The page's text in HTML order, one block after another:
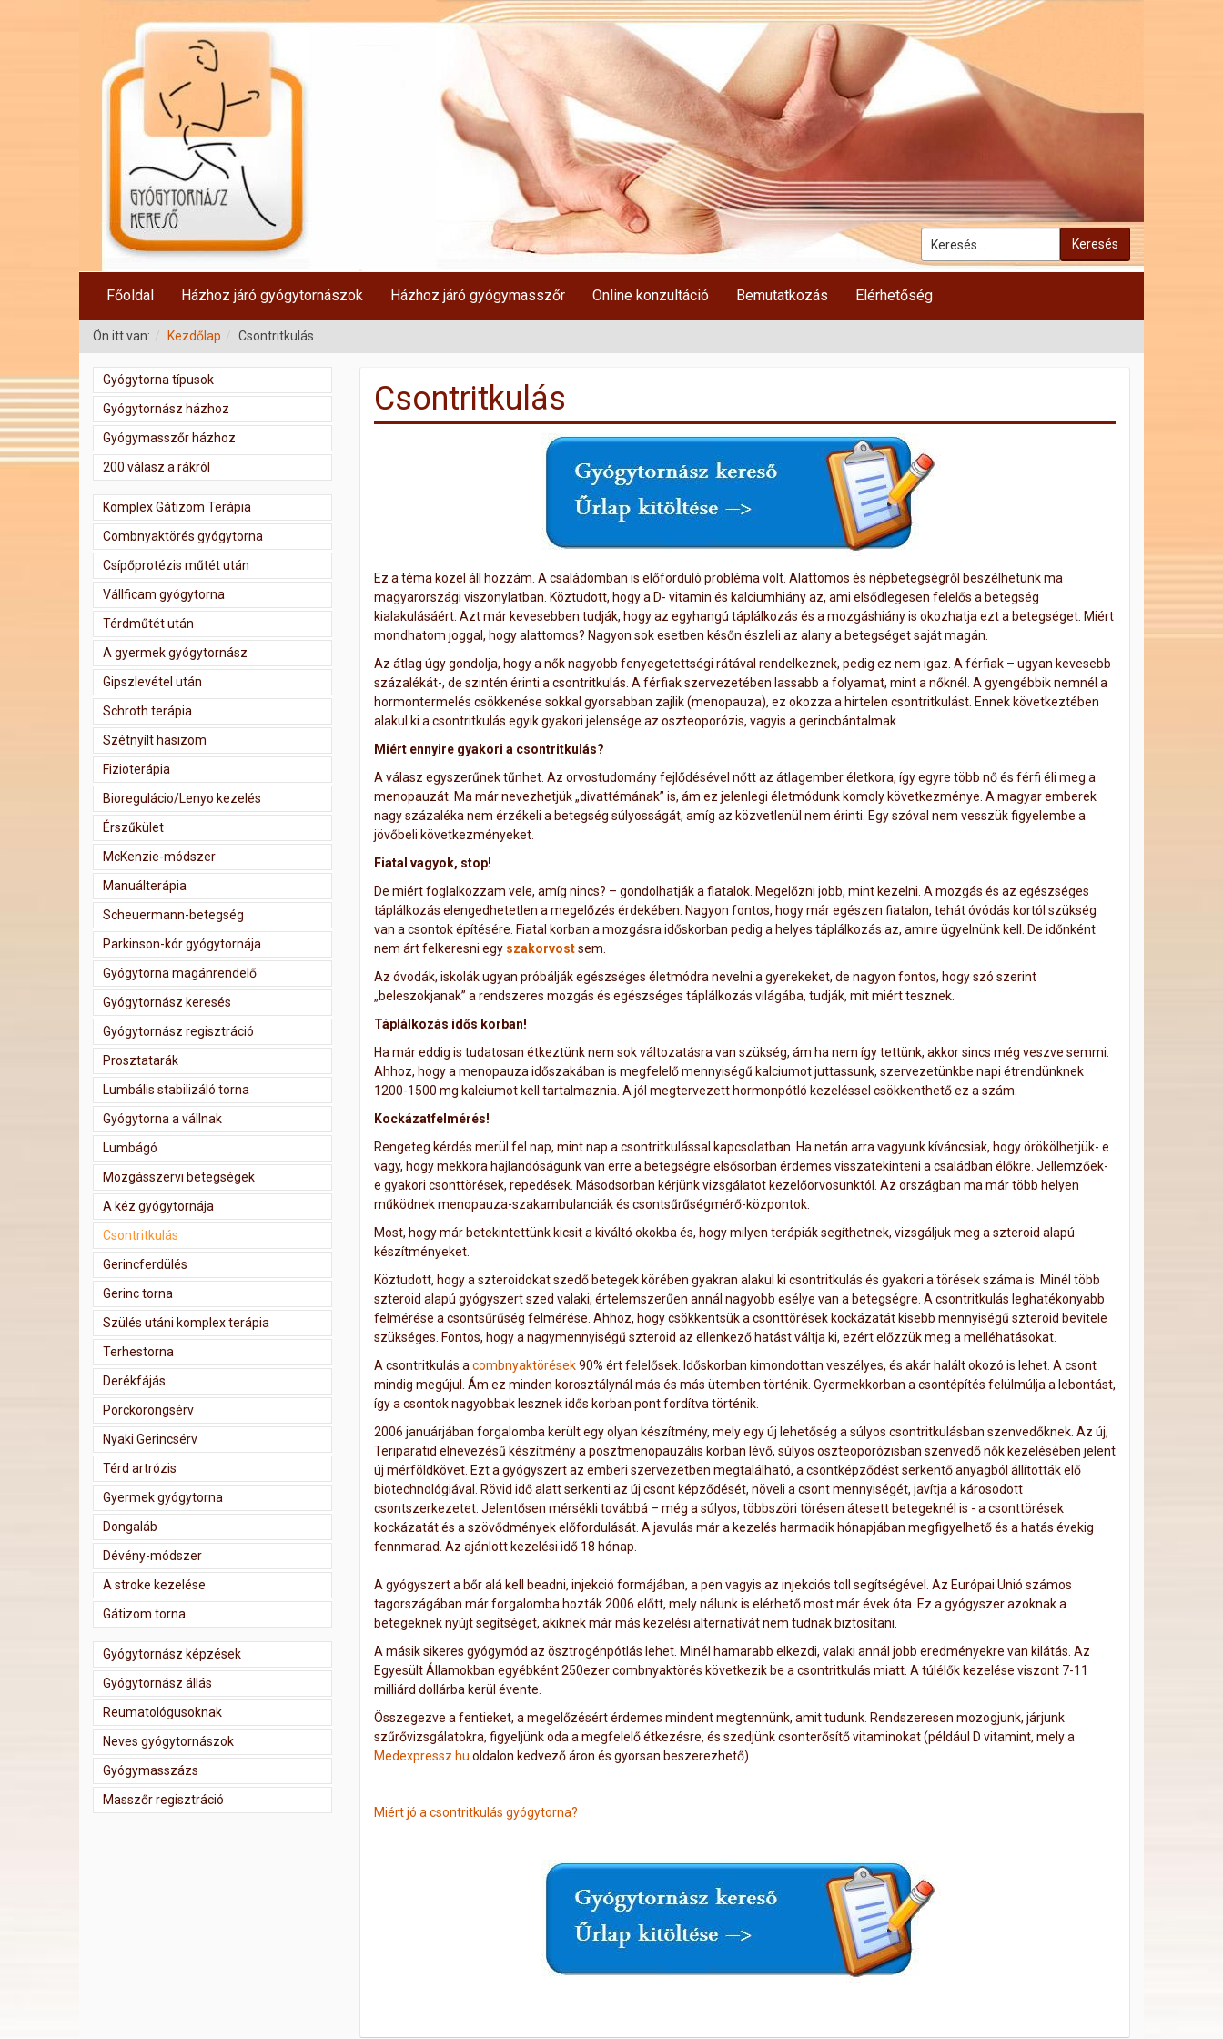
Keresés
Főoldal Házhoz járó gyógytornászok Házhoz járó gyógymasszőr Online konzultáció Bemutatkozás Elérhetőség
Ön itt van: Kezdőlap Csontritkulás
Csontritkulás
Ez a téma közel áll hozzám. A családomban is előforduló probléma volt. Alattomos és népbetegségről beszélhetünk ma
magyarországi viszonylatban. Köztudott, hogy a D- vitamin és kalciumhiány az, ami elsődlegesen felelős a betegség
kialakulásáért. Azt már kevesebben tudják, hogy az egyhangú táplálkozás és a mozgáshiány is okozhatja ezt a betegséget. Miért
mondhatom joggal, hogy alattomos? Nagyon sok esetben későn észleli az alany a betegséget saját magán.
Az átlag úgy gondolja, hogy a nők nagyobb fenyegetettségi rátával rendelkeznek, pedig ez nem igaz. A férfiak – ugyan kevesebb
százalékát-, de szintén érinti a csontritkulás. A férfiak szervezetében lassabb a folyamat, mint a nőknél. A gyengébbik nemnél a
hormontermelés csökkenése sokkal gyorsabban zajlik (menopauza), ez okozza a hirtelen csontritkulást. Ennek következtében
alakul ki a csontritkulás egyik gyakori jelensége az oszteoporózis, vagyis a gerincbántalmak.
Miért ennyire gyakori a csontritkulás?
A válasz egyszerűnek tűnhet. Az orvostudomány fejlődésével nőtt az átlagember életkora, így egyre több nő és férfi éli meg a
menopauzát. Ma már nevezhetjük „divattémának” is, ám ez jelenlegi életmódunk komoly következménye. A magyar emberek
nagy százaléka nem érzékeli a betegség súlyosságát, amíg az közvetlenül nem érinti. Egy szóval nem vesszük figyelembe a
jövőbeli következményeket.
Fiatal vagyok, stop!
De miért foglalkozzam vele, amíg nincs? – gondolhatják a fiatalok. Megelőzni jobb, mint kezelni. A mozgás és az egészséges
táplálkozás elengedhetetlen a megelőzés érdekében. Nagyon fontos, hogy már egészen fiatalon, tehát óvódás kortól szükség
van a csontok építésére. Fiatal korban a mozgásra időskorban pedig a helyes táplálkozás az, amire ügyelnünk kell. De időnként
nem árt felkeresni egy szakorvostsem.
Az óvodák, iskolák ugyan próbálják egészséges életmódra nevelni a gyerekeket, de nagyon fontos, hogy szó szerint
„beleszokjanak” a rendszeres mozgás és egészséges táplálkozás világába, tudják, mit miért tesznek.
Táplálkozás idős korban!
Ha már eddig is tudatosan étkeztünk nem sok változatásra van szükség, ám ha nem így tettünk, akkor sincs még veszve semmi.
Ahhoz, hogy a menopauza időszakában is megfelelő mennyiségű kalciumot juttassunk, szervezetünkbe napi étrendünknek
1200-1500 mg kalciumot kell tartalmaznia. A jól megtervezett hormonpótló kezeléssel csökkenthető ez a szám.
Kockázatfelmérés!
Rengeteg kérdés merül fel nap, mint nap a csontritkulással kapcsolatban. Ha netán arra vagyunk kíváncsiak, hogy örökölhetjük- e
vagy, hogy mekkora hajlandóságunk van erre a betegségre elsősorban érdemes visszatekinteni a családban élőkre. Jellemzőek-
e gyakori csonttörések, repedések. Másodsorban kérjünk vizsgálatot kezelőorvosunktól. Az országban ma már több helyen
működnek menopauza-szakambulanciák és csontsűrűségmérő-központok.
Most, hogy már betekintettünk kicsit a kiváltó okokba és, hogy milyen terápiák segíthetnek, vizsgáljuk meg a szteroid alapú
készítményeket.
Köztudott, hogy a szteroidokat szedő betegek körében gyakran alakul ki csontritkulás és gyakori a törések száma is. Minél több
szteroid alapú gyógyszert szed valaki, értelemszerűen annál nagyobb esélye van a betegségre. A csontritkulás leghatékonyabb
felmérése a csontsűrűség felmérése. Ahhoz, hogy csökkentsük a csonttörések kockázatát kisebb mennyiségű szteroid bevitele
szükséges. Fontos, hogy a nagymennyiségű szteroid az ellenkező hatást váltja ki, ezért előzzük meg a melléhatásokat.
A csontritkulás a combnyaktörések90% ért felelősek. Időskorban kimondottan veszélyes, és akár halált okozó is lehet. A csont
mindig megújul. Ám ez minden korosztálynál más és más ütemben történik. Gyermekkorban a csontépítés felülmúlja a lebontást,
így a csontok nagyobbak lesznek idős korban pont fordítva történik.
2006 januárjában forgalomba került egy olyan készítmény, mely egy új lehetőség a súlyos csontritkulásban szenvedőknek. Az új,
Teriparatid elnevezésű készítmény a posztmenopauzális korban lévő, súlyos oszteoporózisban szenvedő nők kezelésében jelent
új mérföldkövet. Ezt a gyógyszert az emberi szervezetben megtalálható, a csontképződést serkentő anyagból állították elő
biotechnológiával. Rövid idő alatt serkenti az új csont képződését, növeli a csont mennyiségét, javítja a károsodott
csontszerkezetet. Jelentősen mérsékli továbbá – még a súlyos, többszöri törésen átesett betegeknél is - a csonttörések
kockázatát és a szövődmények előfordulását. A javulás már a kezelés harmadik hónapjában megfigyelhető és a hatás évekig
fennmarad. Az ajánlott kezelési idő 18 hónap.
A gyógyszert a bőr alá kell beadni, injekció formájában, a pen vagyis az injekciós toll segítségével. Az Európai Unió számos
tagországában már forgalomba hozták 2006 előtt, mely nálunk is elérhető most már évek óta. Ez a gyógyszer azoknak a
betegeknek nyújt segítséget, akiknek már más kezelési alternatívát nem tudnak biztosítani.
A másik sikeres gyógymód az ösztrogénpótlás lehet. Minél hamarabb elkezdi, valaki annál jobb eredményekre van kilátás. Az
Egyesült Államokban egyébként 250ezer combnyaktörés következik be a csontritkulás miatt. A túlélők kezelése viszont 7-11
milliárd dollárba kerül évente.
Összegezve a fentieket, a megelőzésért érdemes mindent megtennünk, amit tudunk. Rendszeresen mozogjunk, járjunk
szűrővizsgálatokra, figyeljünk oda a megfelelő étkezésre, és szedjünk csonterősítő vitaminokat (például D vitamint, mely a
Medexpressz.hu oldalon kedvező áron és gyorsan beszerezhető).
Miért jó a csontritkulás gyógytorna?
Gyógytorna típusok
Gyógytornász házhoz
Gyógymasszőr házhoz
200 válasz a rákról
Komplex Gátizom Terápia
Combnyaktörés gyógytorna
Csípőprotézis műtét után
Vállficam gyógytorna
Térdműtét után
A gyermek gyógytornász
Gipszlevétel után
Schroth terápia
Szétnyílt hasizom
Fizioterápia
Bioregulácio/Lenyo kezelés
Érszűkület
McKenzie-módszer
Manuálterápia
Scheuermann-betegség
Parkinson-kór gyógytornája
Gyógytorna magánrendelő
Gyógytornász keresés
Gyógytornász regisztráció
Prosztatarák
Lumbális stabilizáló torna
Gyógytorna a vállnak
Lumbágó
Mozgásszervi betegségek
A kéz gyógytornája
Csontritkulás
Gerincferdülés
Gerinc torna
Szülés utáni komplex terápia
Terhestorna
Derékfájás
Porckorongsérv
Nyaki Gerincsérv
Térd artrózis
Gyermek gyógytorna
Dongaláb
Dévény-módszer
A stroke kezelése
Gátizom torna
Gyógytornász képzések
Gyógytornász állás
Reumatológusoknak
Neves gyógytornászok
Gyógymasszázs
Masszőr regisztráció